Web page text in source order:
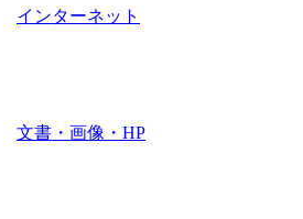
インターネット
文書・画像・HP